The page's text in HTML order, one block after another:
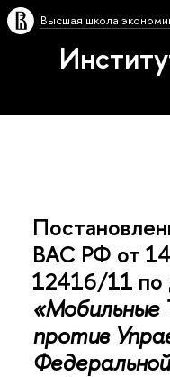
Высшая школа
ВАС РФ от
12416/11 по
против